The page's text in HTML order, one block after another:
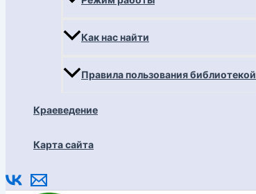
Как нас найти
Правила пользования библиотекой
Краеведение
Карта сайта